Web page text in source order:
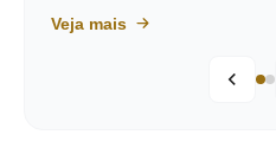
Veja mais